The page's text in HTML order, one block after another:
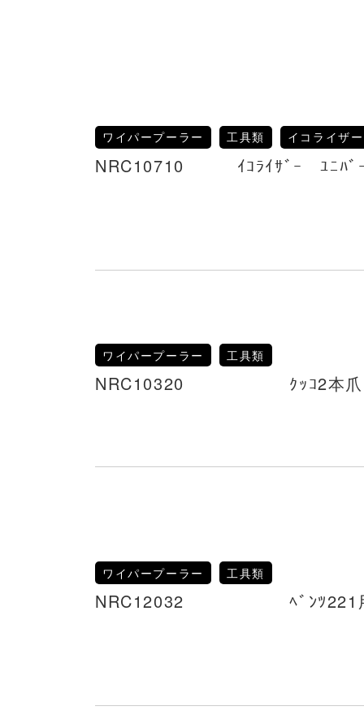
ワイパープーラー 工具類 イコライザー
NRC10710 ｲｺﾗｲｻﾞｰ ﾕﾆﾊﾞｰｻ
ワイパープーラー 工具類
NRC10320 ｸｯｺ2本爪ﾜｲ
ワイパープーラー 工具類
NRC12032 ﾍﾞﾝﾂ221用ﾜ